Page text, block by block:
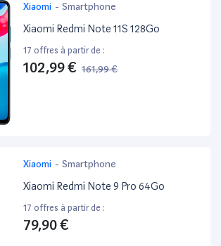
Xiaomi - Smartphone
Xiaomi Redmi Note 11S 128Go
17 offres à partir de :
102,99 € 161,99 €
Xiaomi - Smartphone
Xiaomi Redmi Note 9 Pro 64Go
17 offres à partir de :
79,90 €